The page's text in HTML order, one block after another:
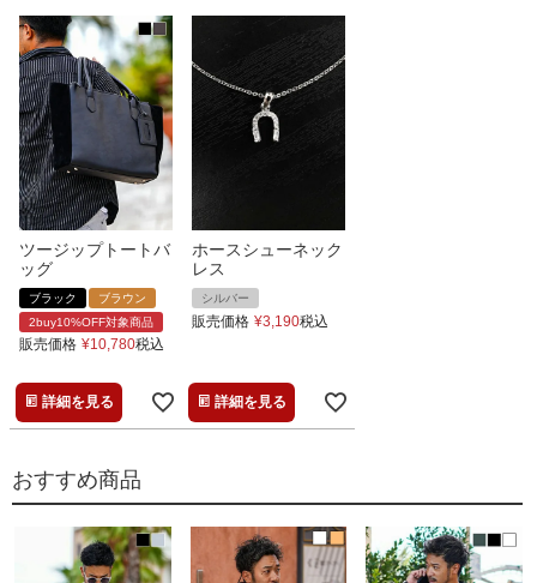
ツージップトートバ
ッグ
ブラック
ブラウン
2buy10%OFF対象商品
販売価格 ¥10,780税込
詳細を見る
ホースシューネック
レス
シルバー
販売価格 ¥3,190税込
詳細を見る
おすすめ商品